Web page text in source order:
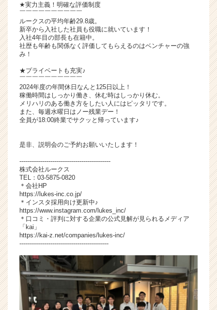
e
r）
★実力主義！明確な評価制度
￣￣￣￣￣￣￣￣￣￣
ルークスの平均年齢29.8歳。
新卒から入社した社員も役職に就いています！
入社4年目の部長も在籍中。
社歴も年齢も関係なく評価してもらえるのはベンチャーの強
み！
★プライベートも充実♪
￣￣￣￣￣￣￣￣￣￣
2024年度の年間休日なんと125日以上！
稼働時間はしっかり働き、休む時はしっかり休む。
メリハリのある働き方をしたい人にはピッタリです。
また、毎週水曜日はノー残業デー！
全員が18:00終業でサクッと帰っています♪
是非、説明会のご予約お願いいたします！
-----------------------------------------------
株式会社ルークス
TEL：03-5875-0820
＊会社HP
https://lukes-inc.co.jp/
＊インスタ採用向け更新中♪
https://www.instagram.com/lukes_inc/
＊口コミ・評判に対する企業の公式見解が見られるメディア
「kai」
https://kai-z.net/companies/lukes-inc/
----------------------------------------------